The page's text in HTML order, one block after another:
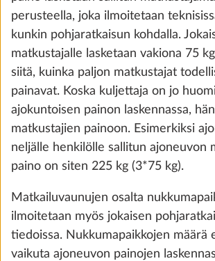
the future. You can find more
cookies and customization options
the "Show details" link.
Show details Decline
Kaasu-uuni THETFORD
sähkösytytyksellä, grillillä sekä
sisävalolla, 36 litraa
perusteella, joka ilmoitetaan
kunkin pohjaratkaisun kohdalla.
matkustajalle lasketaan vakiona 75
siitä, kuinka paljon matkustajat
painavat. Koska kuljettaja on jo
ajokuntoisen painon laskennassa,
matkustajien painoon. Esimerkiksi
neljälle henkilölle sallitun ajoneuvon
paino on siten 225 kg (3*75 kg).
Matkailuvaunujen osalta
ilmoitetaan myös jokaisen
tiedoissa. Nukkumapaikkojen määrä
vaikuta ajoneuvon painojen